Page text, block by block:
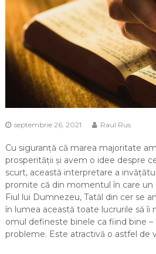
septembrie 26, 2021 Raul Rus
Cu siguranță că marea majoritate
prosperității și avem o idee despre
scurt, această interpretare a
promite că din momentul în care
Fiul lui Dumnezeu, Tatăl din cer se
în lumea această toate lucrurile să îi
omul defineste binele ca fiind bine –
probleme. Este atractivă o astfel de